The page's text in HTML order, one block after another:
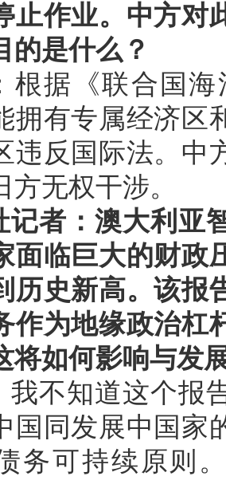
止作业。中方对
的是什么？
根据《联合国
拥有专属经济区
违反国际法。中
方无权干涉。
记者：澳大利亚
面临巨大的财政
历史新高。该报
作为地缘政治杠
将如何影响与发
我不知道这个报
国同发展中国家
务可持续原则